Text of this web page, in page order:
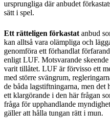
ursprungliga där anbudet
sätt i spel.
Ett rätteligen förkastat anbud
kan alltså vara olämpliga och
genomföra ett förhandlat
enligt LUF. Motsvarande
varit tillåtet. LUF är förvisso ett
med större svängrum,
de båda lagstiftningarna, men det
ett klargörande i den här frågan
fråga för upphandlande
gäller att hålla tungan rätt i mun.